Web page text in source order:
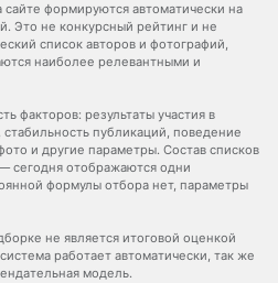
формируются автоматически на
Это не конкурсный рейтинг и не
список авторов и фотографий,
наиболее релевантными и
факторов: результаты участия в
публикаций, поведение
и другие параметры. Состав списков
сегодня отображаются одни
формулы отбора нет, параметры
не является итоговой оценкой
работает автоматически, так же
модель.